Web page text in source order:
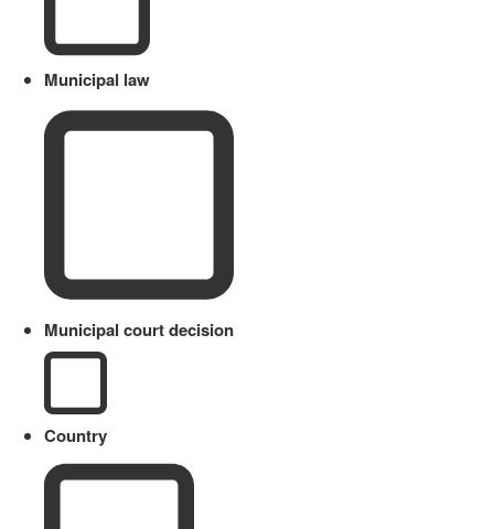
Municipal law
Municipal court decision
Country